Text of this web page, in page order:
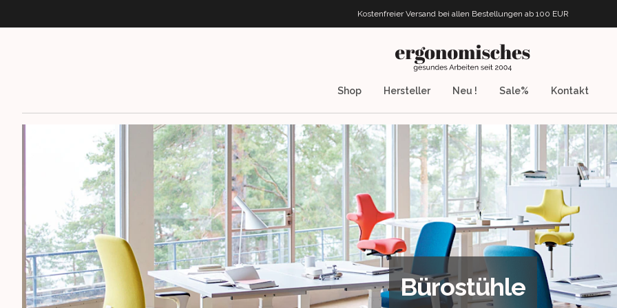
Kostenfreier Versand bei allen Bestellungen ab 100 EUR
ergonomisches.de
Shop Hersteller Neu ! Sale% Kontakt
Bürostühle